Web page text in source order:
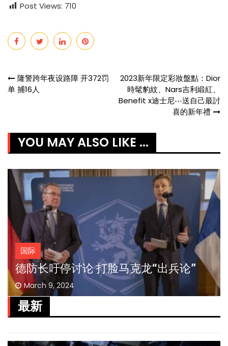
Post Views: 710
Post
隆警跨年夜设路障 开372罚
单 捕16人
2023新年限定彩妝盤點：Dior
時髦豹紋、Nars吉利緞紅、
Benefit x迪士尼⋯送自己最討
喜的新年禮
YOU MAY ALSO LIKE ...
国际
德防长吁停讨论 打脸马克龙“出兵论”
March 9, 2024
最新